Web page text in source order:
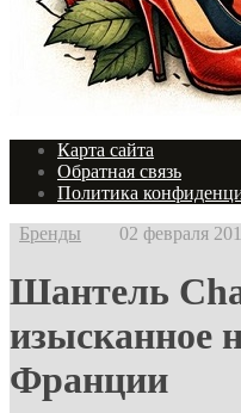
Карта сайта
Обратная связь
Политика
Бренды
02 февраля
Шантель
изысканное
Франции